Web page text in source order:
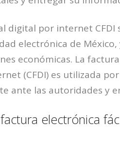
digital por internet CFDI
electrónica de
económicas. La
(CFDI) es utilizada
ante las autoridades y
electrónica